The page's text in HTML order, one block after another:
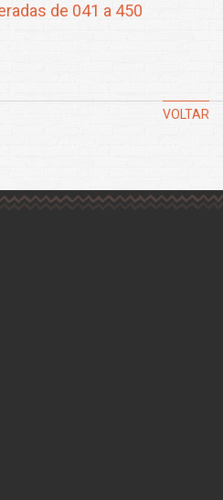
de 041 a 450
VOLTAR